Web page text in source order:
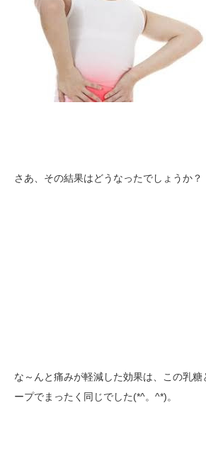
さあ、その結果はどうなったでしょうか？
な～んと痛みが軽減した効果は、この乳
ープでまったく同じでした(*^。^*)。